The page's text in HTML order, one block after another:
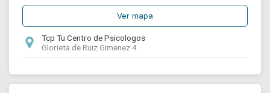
Ver mapa
Tcp Tu Centro de Psicologos
Glorieta de Ruiz Gimenez 4